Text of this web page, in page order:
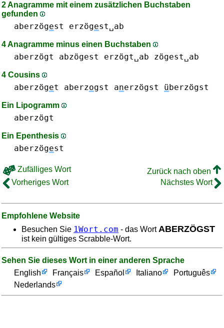
2 Anagramme mit einem zusätzlichen Buchstaben
gefunden
aberzögest erzögest␣ab
4 Anagramme minus einen Buchstaben
aberzögt abzögest erzögt␣ab zögest␣ab
4 Cousins
aberzöget aberzogst anerzögst überzögst
Ein Lipogramm
aberzögt
Ein Epenthesis
aberzögest
Zufälliges Wort
Zurück nach oben
Vorheriges Wort
Nächstes Wort
Empfohlene Website
Besuchen Sie 1Wort.com - das Wort ABERZÖGST
ist kein gültiges Scrabble-Wort.
Sehen Sie dieses Wort in einer anderen Sprache
English
Français Español Italiano
Português
Nederlands